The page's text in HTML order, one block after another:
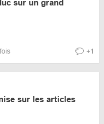
sur un grand
+1
sur les articles